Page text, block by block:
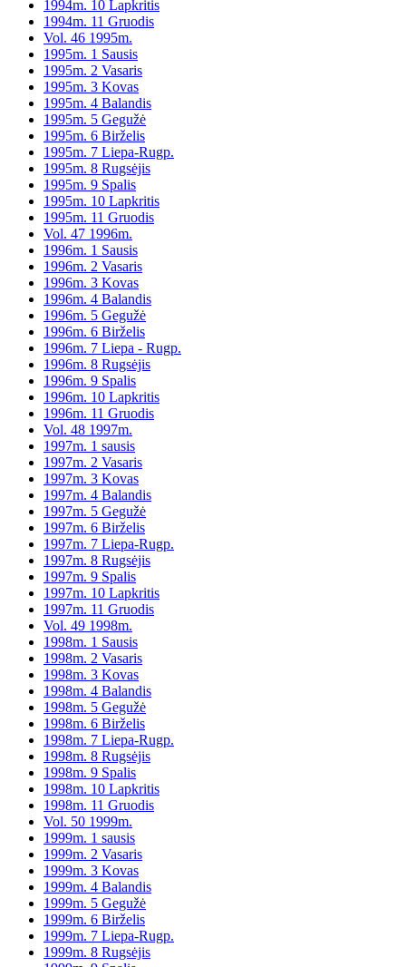
1994m. 10 Lapkritis
1994m. 11 Gruodis
Vol. 46 1995m.
1995m. 1 Sausis
1995m. 2 Vasaris
1995m. 3 Kovas
1995m. 4 Balandis
1995m. 5 Gegužė
1995m. 6 Birželis
1995m. 7 Liepa-Rugp.
1995m. 8 Rugsėjis
1995m. 9 Spalis
1995m. 10 Lapkritis
1995m. 11 Gruodis
Vol. 47 1996m.
1996m. 1 Sausis
1996m. 2 Vasaris
1996m. 3 Kovas
1996m. 4 Balandis
1996m. 5 Gegužė
1996m. 6 Birželis
1996m. 7 Liepa - Rugp.
1996m. 8 Rugsėjis
1996m. 9 Spalis
1996m. 10 Lapkritis
1996m. 11 Gruodis
Vol. 48 1997m.
1997m. 1 sausis
1997m. 2 Vasaris
1997m. 3 Kovas
1997m. 4 Balandis
1997m. 5 Gegužė
1997m. 6 Birželis
1997m. 7 Liepa-Rugp.
1997m. 8 Rugsėjis
1997m. 9 Spalis
1997m. 10 Lapkritis
1997m. 11 Gruodis
Vol. 49 1998m.
1998m. 1 Sausis
1998m. 2 Vasaris
1998m. 3 Kovas
1998m. 4 Balandis
1998m. 5 Gegužė
1998m. 6 Birželis
1998m. 7 Liepa-Rugp.
1998m. 8 Rugsėjis
1998m. 9 Spalis
1998m. 10 Lapkritis
1998m. 11 Gruodis
Vol. 50 1999m.
1999m. 1 sausis
1999m. 2 Vasaris
1999m. 3 Kovas
1999m. 4 Balandis
1999m. 5 Gegužė
1999m. 6 Birželis
1999m. 7 Liepa-Rugp.
1999m. 8 Rugsėjis